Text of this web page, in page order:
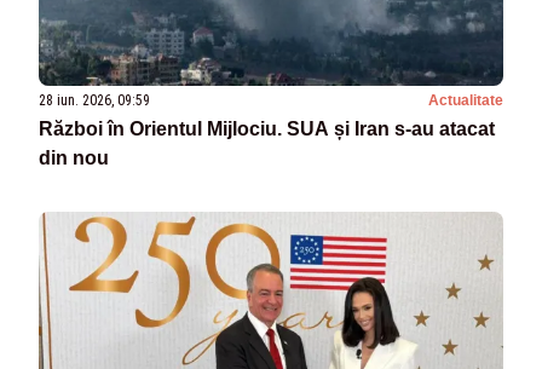
28 iun. 2026, 09:59 Actualitate
Război în Orientul Mijlociu. SUA și Iran s-au atacat
din nou